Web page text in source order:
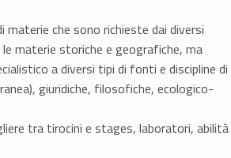
che sono richieste dai diversi
materie storiche e geografiche, ma
a diversi tipi di fonti e discipline di
giuridiche, filosofiche, ecologico-
tra tirocini e stages, laboratori, abilità